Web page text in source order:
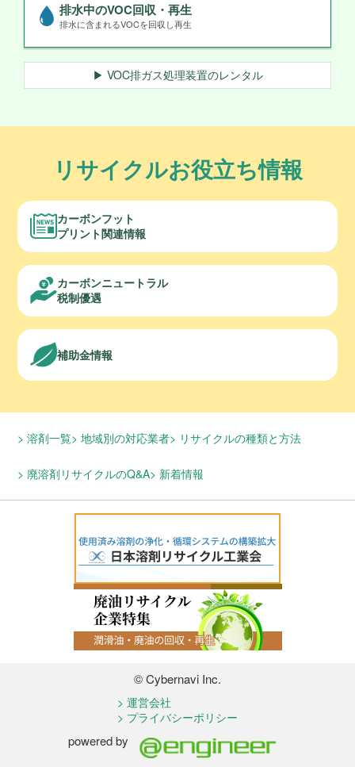
排水中のVOC回収・再生
排水に含まれるVOCを回収し再生
▶ VOC排ガス処理装置のレンタル
リサイクルお役立ち情報
カーボンフット
プリント関連情報
カーボンニュートラル
税制優遇
補助金情報
溶剤一覧 地域別の対応業者 リサイクルの種類と方法
廃溶剤リサイクルのQ&A 新着情報
© Cybernavi Inc.
運営会社
プライバシーポリシー
powered by